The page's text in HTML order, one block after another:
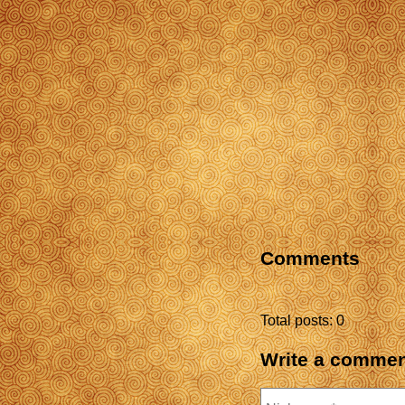
Comments
Total posts: 0
Write a